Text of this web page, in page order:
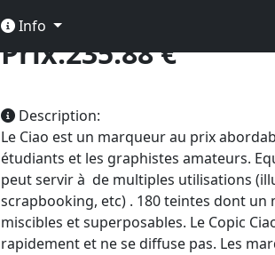
Info
Prix:235.88 €
Description:
Le Ciao est un marqueur au prix
étudiants et les graphistes amateurs.
peut servir à de multiples utilisations
scrapbooking, etc) . 180 teintes dont
miscibles et superposables. Le Copic
rapidement et ne se diffuse pas. Les